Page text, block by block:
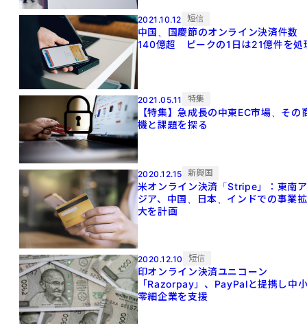
2021.10.12 短信
中国、国慶節のオンライン決済件数
140億超 ピークの1日は21億件を処
2021.05.11 特集
【特集】急成長の中東EC市場、その
機と課題を探る
2020.12.15 新興国
米オンライン決済「Stripe」：東南ア
ジア、中国、日本、インドでの事業拡
大を計画
2020.12.10 短信
印オンライン決済ユニコーン
「Razorpay」、PayPalと提携し中
零細企業を支援